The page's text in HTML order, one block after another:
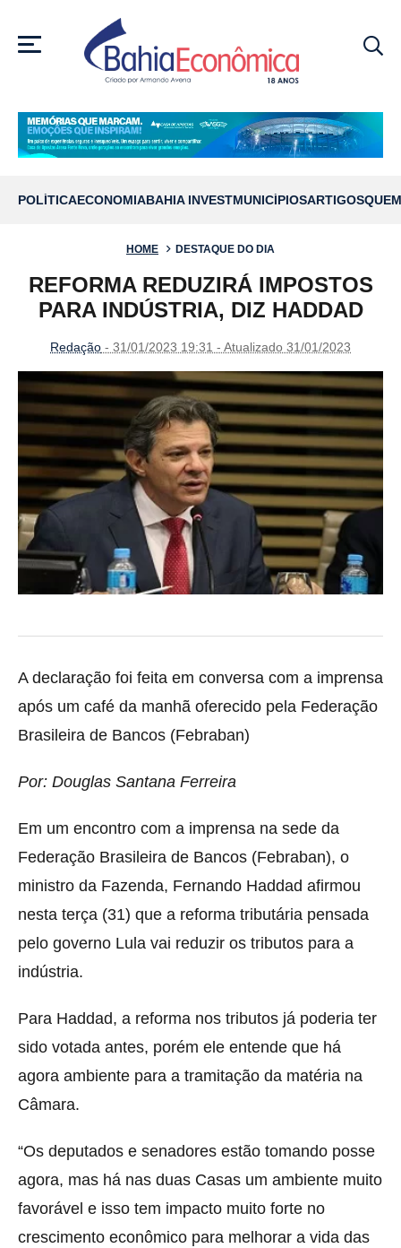
MENU
POLÍTICAECONOMIABAHIA INVESTMUNICÍPIOSARTIGOS
HOME DESTAQUE DO DIA
REFORMA REDUZIRÁ IMPOSTOS
PARA INDÚSTRIA, DIZ HADDAD
Redação - 31/01/2023 19:31 - Atualizado 31/01/2023
A declaração foi feita em conversa com a imprensa
após um café da manhã oferecido pela Federação
Brasileira de Bancos (Febraban)
Por: Douglas Santana Ferreira
Em um encontro com a imprensa na sede da
Federação Brasileira de Bancos (Febraban), o
ministro da Fazenda, Fernando Haddad afirmou
nesta terça (31) que a reforma tributária pensada
pelo governo Lula vai reduzir os tributos para a
indústria.
Para Haddad, a reforma nos tributos já poderia ter
sido votada antes, porém ele entende que há
agora ambiente para a tramitação da matéria na
Câmara.
“Os deputados e senadores estão tomando posse
agora, mas há nas duas Casas um ambiente muito
favorável e isso tem impacto muito forte no
crescimento econômico para melhorar a vida das